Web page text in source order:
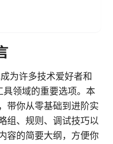
为许多技术爱好者和
领域的重要选项。本
带你从零基础到进阶实
组、规则、调试技巧以
容的简要大纲，方便你